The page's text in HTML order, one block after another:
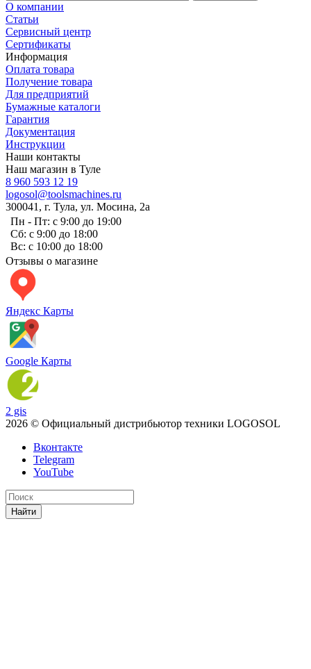
О компании
Статьи
Сервисный центр
Сертификаты
Информация
Оплата товара
Получение товара
Для предприятий
Бумажные каталоги
Гарантия
Документация
Инструкции
Наши контакты
Наш магазин в Туле
8 960 593 12 19
logosol@toolsmachines.ru
300041, г. Тула, ул. Мосина, 2а
Пн - Пт: с 9:00 до 19:00
Сб: с 9:00 до 18:00
Вс: с 10:00 до 18:00
Отзывы о магазине
Яндекс Карты
Google Карты
2 gis
2026 © Официальный дистрибьютор техники LOGOSOL
Вконтакте
Telegram
YouTube
Найти